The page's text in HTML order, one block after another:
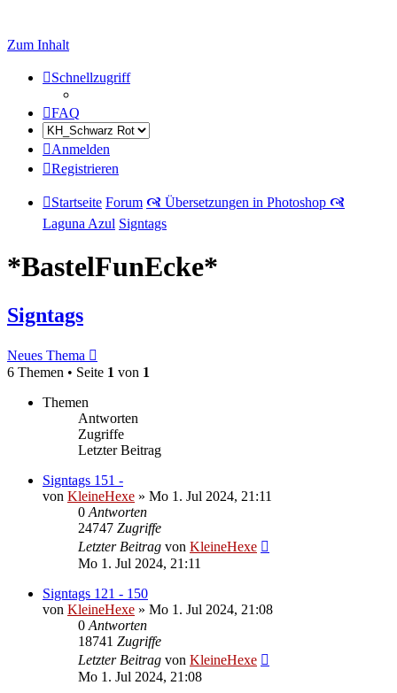
Zum Inhalt
Schnellzugriff
FAQ
Anmelden
Registrieren
Startseite Forum 🙧 Übersetzungen in Photoshop 🙧
Laguna Azul Signtags
*BastelFunEcke*
Signtags
Neues Thema
6 Themen • Seite 1 von 1
Themen
Antworten
Zugriffe
Letzter Beitrag
Signtags 151 -
von KleineHexe » Mo 1. Jul 2024, 21:11
0 Antworten
24747 Zugriffe
Letzter Beitrag von KleineHexe
Mo 1. Jul 2024, 21:11
Signtags 121 - 150
von KleineHexe » Mo 1. Jul 2024, 21:08
0 Antworten
18741 Zugriffe
Letzter Beitrag von KleineHexe
Mo 1. Jul 2024, 21:08